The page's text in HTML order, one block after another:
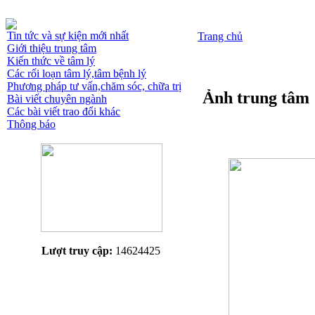
Tin tức và sự kiện mới nhất
Giới thiệu trung tâm
Kiến thức về tâm lý
Các rối loạn tâm lý,tâm bệnh lý
Phương pháp tư vấn,chăm sóc, chữa trị
Bài viết chuyên ngành
Các bài viết trao đổi khác
Thông báo
Lượt truy cập: 14624425
Trang chủ
Ảnh trung tâm